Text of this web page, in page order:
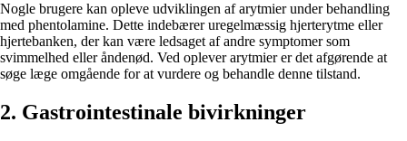
Nogle brugere kan opleve udviklingen af arytmier under behandling
med phentolamine. Dette indebærer uregelmæssig hjerterytme eller
hjertebanken, der kan være ledsaget af andre symptomer som
svimmelhed eller åndenød. Ved oplever arytmier er det afgørende at
søge læge omgående for at vurdere og behandle denne tilstand.
2. Gastrointestinale bivirkninger